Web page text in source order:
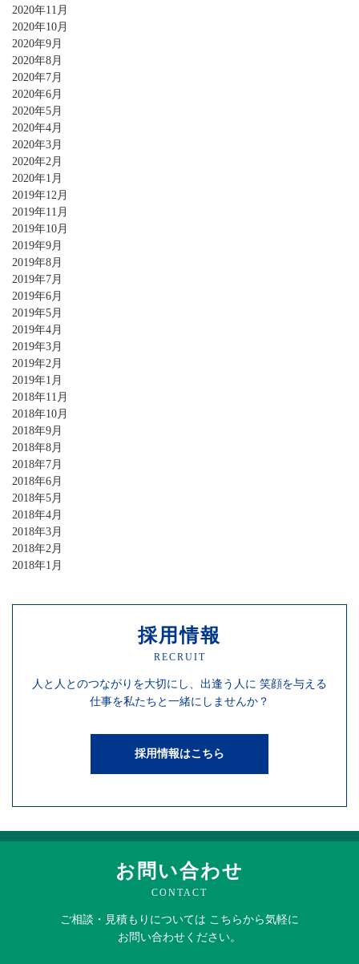
2020年11月
2020年10月
2020年9月
2020年8月
2020年7月
2020年6月
2020年5月
2020年4月
2020年3月
2020年2月
2020年1月
2019年12月
2019年11月
2019年10月
2019年9月
2019年8月
2019年7月
2019年6月
2019年5月
2019年4月
2019年3月
2019年2月
2019年1月
2018年11月
2018年10月
2018年9月
2018年8月
2018年7月
2018年6月
2018年5月
2018年4月
2018年3月
2018年2月
2018年1月
採用情報
RECRUIT
人と人とのつながりを大切にし、 出逢う人に 笑顔を与える
仕事を私たちと一緒にしませんか？
採用情報はこちら
お問い合わせ
CONTACT
ご相談・見積もりについては こちらから気軽に
お問い合わせください。